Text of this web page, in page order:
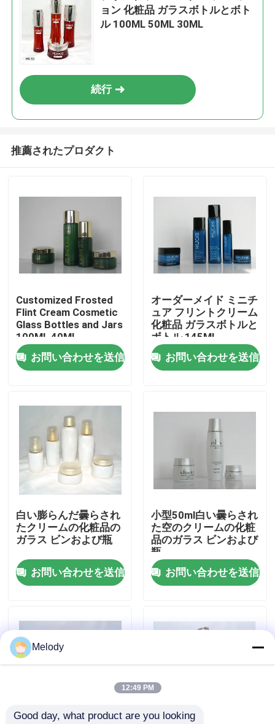
家へ
製品
わたしたち に つい て
工場 ツアー
品質管理
連絡 ください
空のガラス ビン
香水のガラス ビン
ョン 化粧品 ガラスボトルとボト
ル 100ML 50ML 30ML
続行
推薦されたプロダクト
Customized Frosted
Flint Cream Cosmetic
Glass Bottles and Jars
100ML 40ML
お問い合わせを送信
オーダーメイド ミニチ
ュア フリントクリーム
化粧品 ガラスボトルと
ボトル 145ML
お問い合わせを送信
白い膨らんだ曇らされ
たクリームの化粧品の
ガラス ビンおよび瓶
お問い合わせを送信
小型50ml白い曇らされ
た空のクリームの化粧
品のガラス ビンおよび
瓶
お問い合わせを送信
Melody
12:49 PM
Good day, what product are you looking